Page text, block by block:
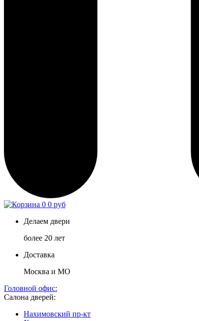
0 0 руб
Делаем двери
более 20 лет
Доставка
Москва и МО
Головной офис:
Салона дверей:
Нахимовский пр-кт